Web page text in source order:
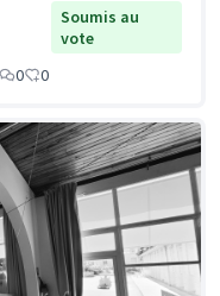
Soumis au
vote
0 0